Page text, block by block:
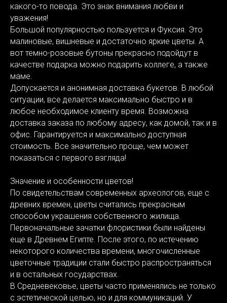
какого-то повода. Это знак внимания любви и
уважения!
Большой популярностью пользуется и Фуксия. Это
малиновые, вишневые и достаточно яркие цветы. А
вот темно-розовые бутоны прекрасно подойдут в
качестве подарка можно подарить коллеге, а также
маме.
Допускается и анонимная доставка букетов. В любой
ситуации, все делается максимально быстро и в
любое необходимое клиенту время. Возможна
доставка заказа по любому адресу, как домой, так и в
офис. Гарантируется и максимально доступная
стоимость. Все значительно проще, чем может
показаться с первого взгляда!
Значение и особенности цветов!
По свидетельствам современных археологов, еще с
древних времен, цветы считались прекрасным
способом украшения собственного жилища.
Первоначальные зачатки флористики были найдены
еще в Древнем Египте. После этого, по истечению
некоторого количества времени, многочисленные
цветочные традиции стали быстро распространяться
и в остальных государствах.
В Средневековье, цветы часто применялись не только
с эстетической целью, но и для коммуникаций. У